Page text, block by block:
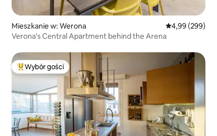
Mieszkanie w: Werona Średnia
4,99 (299)
Verona's Central Apartment behind the Arena
Najpopularniejsze z kategorii Wybór gości
Wybór gości